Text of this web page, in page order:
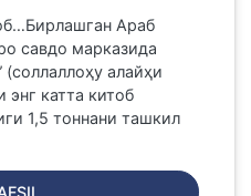
Араб
савдо марказида
алайҳи
энг катта китоб
1,5 тоннани ташкил